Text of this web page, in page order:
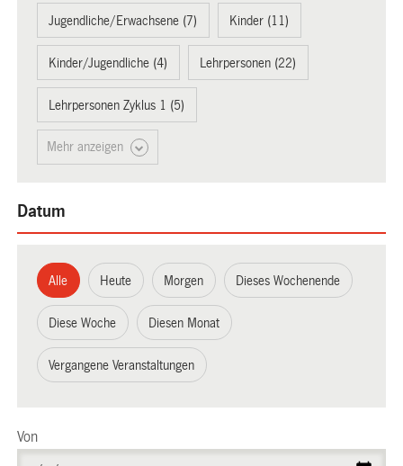
Jugendliche/Erwachsene (7) Kinder (11)
Kinder/Jugendliche (4) Lehrpersonen (22)
Lehrpersonen Zyklus 1 (5)
Mehr anzeigen
Datum
Alle Heute Morgen Dieses Wochenende
Diese Woche Diesen Monat
Vergangene Veranstaltungen
Von